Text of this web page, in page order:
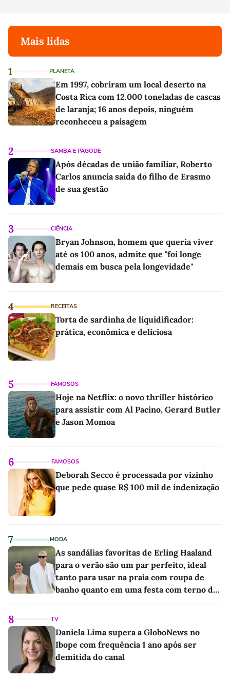
Mais lidas
1 PLANETA
Em 1997, cobriram um local deserto na
Costa Rica com 12.000 toneladas de cascas
de laranja; 16 anos depois, ninguém
reconheceu a paisagem
2 SAMBA E PAGODE
Após décadas de união familiar, Roberto
Carlos anuncia saída do filho de Erasmo
de sua gestão
3 CIÊNCIA
Bryan Johnson, homem que queria viver
até os 100 anos, admite que "foi longe
demais em busca pela longevidade"
4 RECEITAS
Torta de sardinha de liquidificador:
prática, econômica e deliciosa
5 FAMOSOS
Hoje na Netflix: o novo thriller histórico
para assistir com Al Pacino, Gerard Butler
e Jason Momoa
6 FAMOSOS
Deborah Secco é processada por vizinho
que pede quase R$ 100 mil de indenização
7 MODA
As sandálias favoritas de Erling Haaland
para o verão são um par perfeito, ideal
tanto para usar na praia com roupa de
banho quanto em uma festa com terno de
8 TV
Daniela Lima supera a GloboNews no
Ibope com frequência 1 ano após ser
demitida do canal